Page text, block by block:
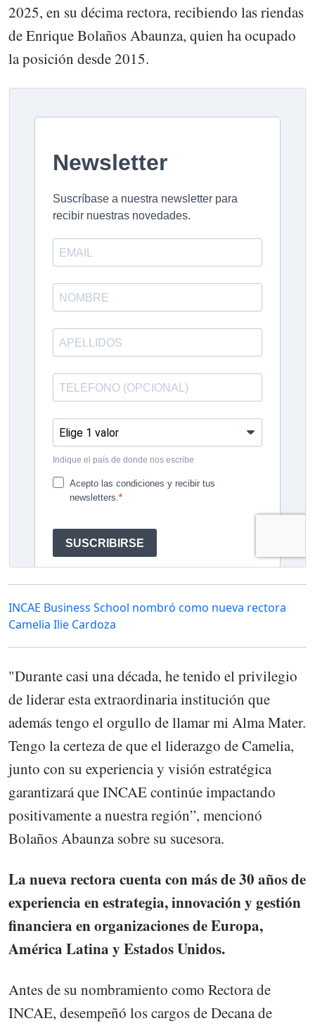
2025, en su décima rectora, recibiendo las riendas
de Enrique Bolaños Abaunza, quien ha ocupado
la posición desde 2015.
INCAE Business School nombró como nueva rectora
Camelia Ilie Cardoza
"Durante casi una década, he tenido el privilegio
de liderar esta extraordinaria institución que
además tengo el orgullo de llamar mi Alma Mater.
Tengo la certeza de que el liderazgo de Camelia,
junto con su experiencia y visión estratégica
garantizará que INCAE continúe impactando
positivamente a nuestra región”, mencionó
Bolaños Abaunza sobre su sucesora.
La nueva rectora cuenta con más de 30 años de
experiencia en estrategia, innovación y gestión
financiera en organizaciones de Europa,
América Latina y Estados Unidos.
Antes de su nombramiento como Rectora de
INCAE, desempeñó los cargos de Decana de